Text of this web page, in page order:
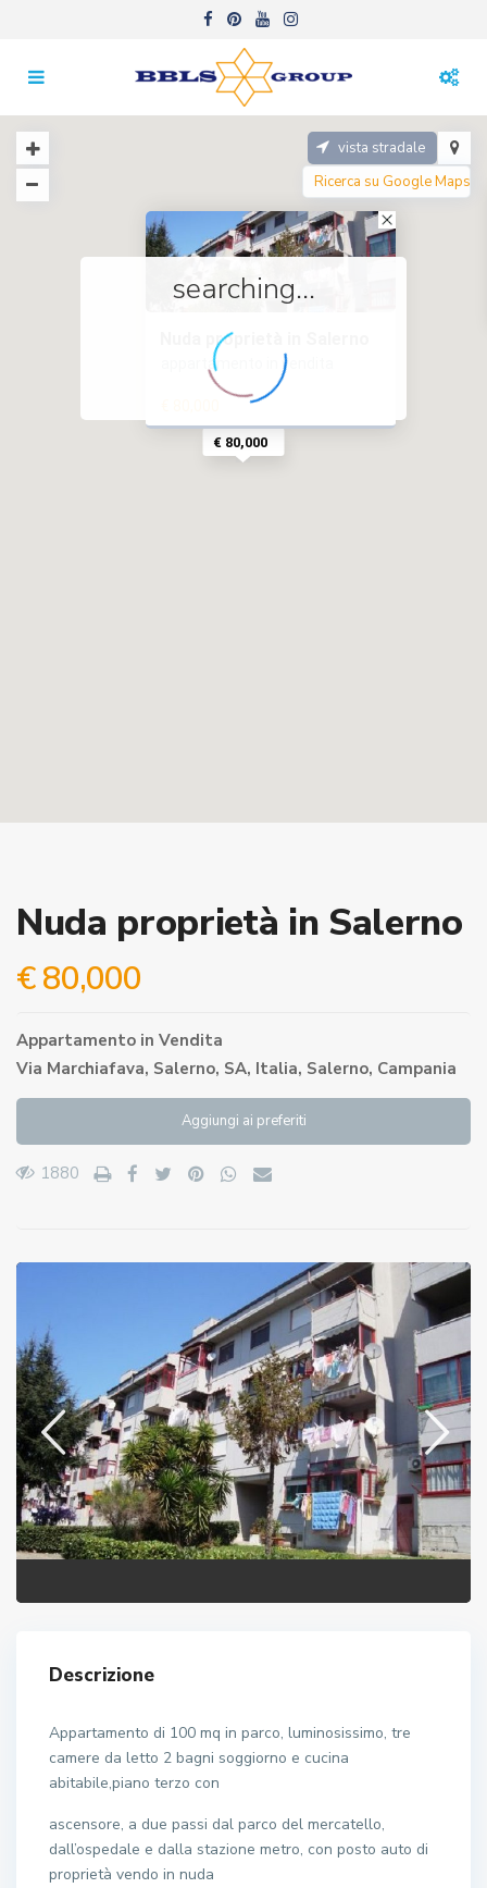
€ 80,000
Nuda proprietà in Salerno
appartamento in vendita
searching...
vista stradale
Nuda proprietà in Salerno
€ 80,000
Appartamento in Vendita
Via Marchiafava, Salerno, SA, Italia, Salerno, Campania
Aggiungi ai preferiti
1880
Descrizione
Appartamento di 100 mq in parco, luminosissimo, tre
camere da letto 2 bagni soggiorno e cucina
abitabile,piano terzo con
ascensore, a due passi dal parco del mercatello,
dall’ospedale e dalla stazione metro, con posto auto di
proprietà vendo in nuda